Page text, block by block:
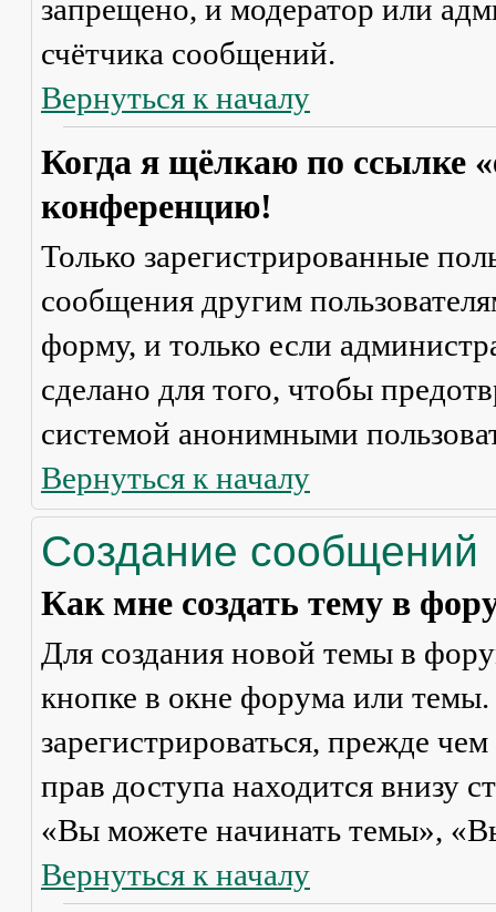
запрещено, и модератор или
счётчика сообщений.
Вернуться к началу
Когда я щёлкаю по ссылке
конференцию!
Только зарегистрированные
сообщения другим
форму, и только если
сделано для того, чтобы
системой анонимными
Вернуться к началу
Создание сообщений
Как мне создать тему в
Для создания новой темы в
кнопке в окне форума или
зарегистрироваться, прежде
прав доступа находится внизу
«Вы можете начинать темы»,
Вернуться к началу